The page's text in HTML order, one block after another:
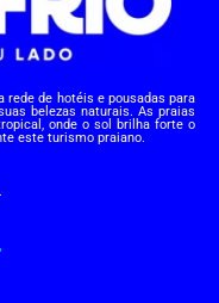
rede de hotéis e pousadas para
belezas naturais. As praias
onde o sol brilha forte o
este turismo praiano.